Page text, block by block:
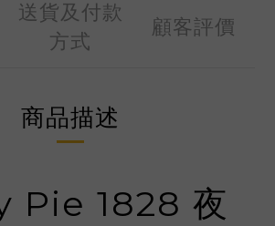
送貨及付款
方式
顧客評價
商品描述
Pie 1828 夜